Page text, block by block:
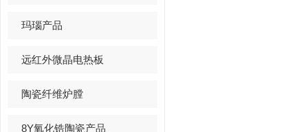
玛瑙产品
远红外微晶电热板
陶瓷纤维炉膛
8Y氧化锆陶瓷产品